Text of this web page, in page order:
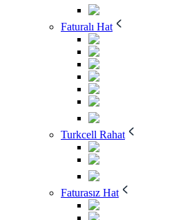
Faturalı Hat
Turkcell Rahat
Faturasız Hat